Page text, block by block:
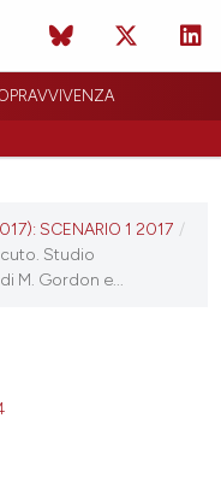
SCENARIO 1 2017 /
Studio
M. Gordon e...